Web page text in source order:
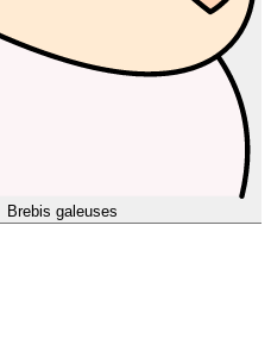
Brebis galeuses